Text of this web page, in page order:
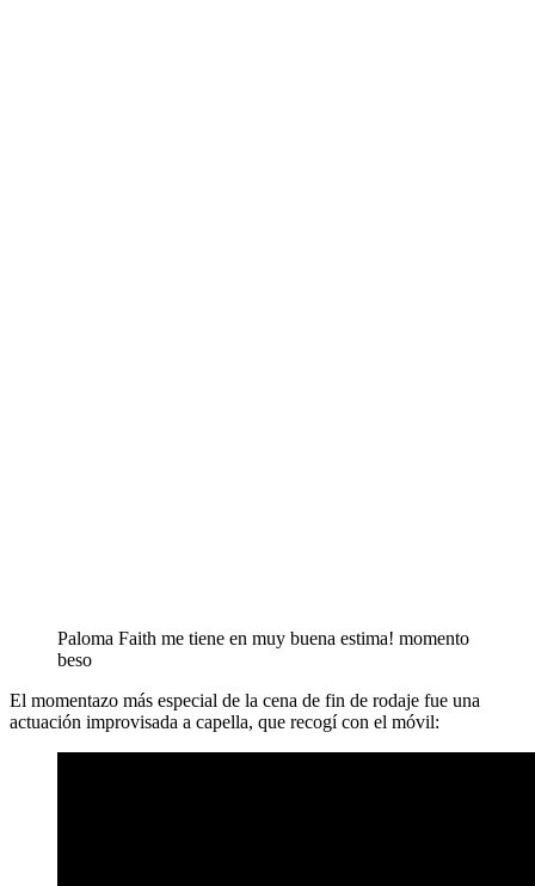
Paloma Faith me tiene en muy buena estima! momento
beso
El momentazo más especial de la cena de fin de rodaje fue una
actuación improvisada a capella, que recogí con el móvil: